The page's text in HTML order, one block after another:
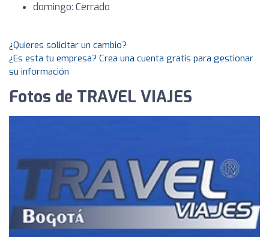
domingo: Cerrado
¿Quieres solicitar un cambio?
¿Es esta tu empresa? Crea una cuenta gratis para gestionar
su información
Fotos de TRAVEL VIAJES